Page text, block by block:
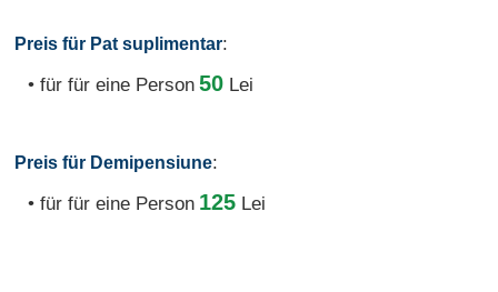
Preis für Pat suplimentar:
• für für eine Person 50 Lei
Preis für Demipensiune:
• für für eine Person 125 Lei